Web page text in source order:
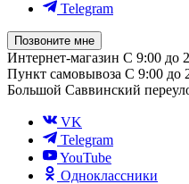
Telegram
Позвоните мне
Интернет-магазин С 9:00 до
Пункт самовывоза С 9:00 до
Большой Саввинский
VK
Telegram
YouTube
Одноклассники